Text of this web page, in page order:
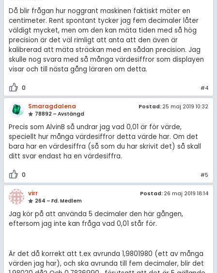
Då blir frågan hur noggrant maskinen faktiskt mäter en
centimeter. Rent spontant tycker jag fem decimaler låter
väldigt mycket, men om den kan mäta tiden med så hög
precision är det väl rimligt att anta att den även är
kalibrerad att mäta sträckan med en sådan precision. Jag
skulle nog svara med så många värdesiffror som displayen
visar och till nästa gång läraren om detta.
0 #4
Smaragdalena
78892 – Avstängd
Postad: 25 maj 2019 10:32
Precis som AlvinB så undrar jag vad 0,01 är för värde,
speciellt hur många värdesiffror detta värde har. Om det
bara har en värdesiffra (så som du har skrivit det) så skall
ditt svar endast ha en värdesiffra.
0 #5
virr
264 – Fd. Medlem
Postad: 26 maj 2019 18:14
Jag kör på att använda 5 decimaler den här gången,
eftersom jag inte kan fråga vad 0,01 står för.
Är det då korrekt att t.ex avrunda 1,9801980 (ett av många
värden jag har), och ska avrunda till fem decimaler, blir det